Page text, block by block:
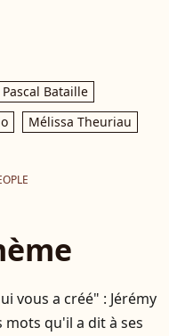
Pascal Bataille
Mélissa Theuriau
vous a créé" : Jérémy
qu'il a dit à ses